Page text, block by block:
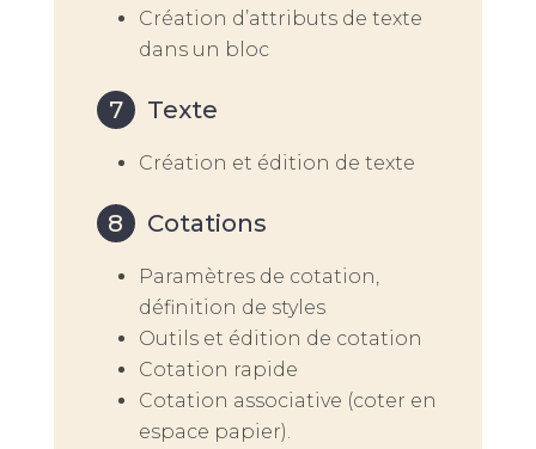
Création d’attributs de texte
dans un bloc
Texte
Création et édition de texte
Cotations
Paramètres de cotation,
définition de styles
Outils et édition de cotation
Cotation rapide
Cotation associative (coter en
espace papier).